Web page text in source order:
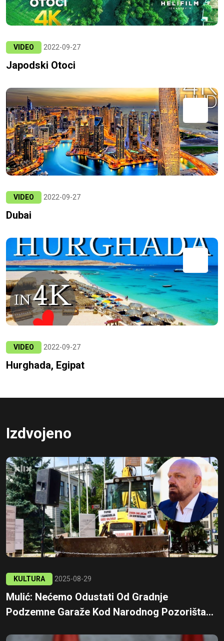
VIDEO 2022-09-27
Japodski Otoci
VIDEO 2022-09-27
Dubai
VIDEO 2022-09-27
Hurghada, Egipat
Izdvojeno
KULTURA 2025-08-29
Mulić: Nećemo Odustati Od Gradnje
Podzemne Garaže Kod Narodnog Pozorišta...